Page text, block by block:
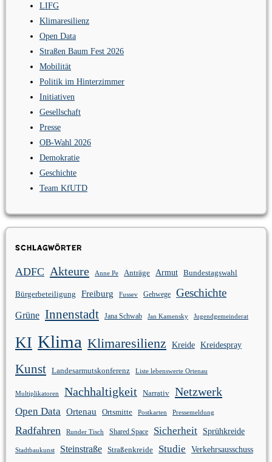
LIFG
Klimaresilienz
Open Data
Straßen Baum Fest 2026
Mobilität
Politik im Hinterzimmer
Initiativen
Gesellschaft
Presse
OB-Wahl 2026
Demokratie
Geschichte
Team KfUTD
Schlagwörter
ADFC Akteure Anne Pe Anträge Armut Bundestagswahl
Bürgerbeteiligung Freiburg Fussev Gehwege Geschichte
Grüne Innenstadt Jana Schwab Jan Kamensky Jugendgemeinderat
KI Klima Klimaresilienz Kreide Kreidespray
Kunst Landesarmutskonferenz Liste lebenswerte Ortenau
Multiplikatoren Nachhaltigkeit Narrativ Netzwerk
Open Data Ortenau Ortsmitte Postkarten Pressemeldung
Radfahren Runder Tisch Shared Space Sicherheit Sprühkreide
Stadtbaukunst Steinstraße Straßenkreide Studie Verkehrsausschuss